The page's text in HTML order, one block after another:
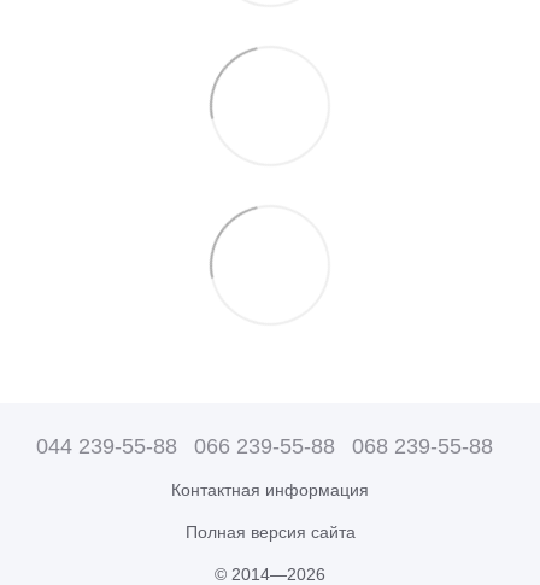
044 239-55-88 066 239-55-88 068 239-55-88
Контактная информация
Полная версия сайта
© 2014—2026